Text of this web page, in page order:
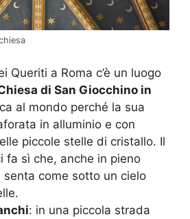
Queriti a Roma c’è un luogo
di San Giocchino in
al mondo perché la sua
in alluminio e con
piccole stelle di cristallo. Il
fa sì che, anche in pieno
senta come sotto un cielo
: in una piccola strada